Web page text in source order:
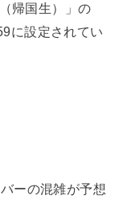
帰国生）」の
に設定されてい
ーの混雑が予想